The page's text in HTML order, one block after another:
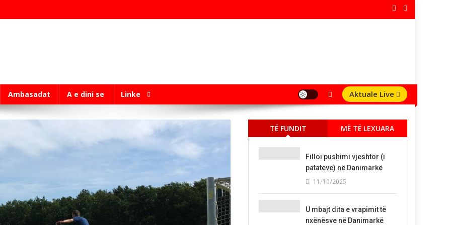
Ambasadat A e dini se Linke Aktuale Live
TË FUNDIT MË TË LEXUARA
Filloi pushimi vjeshtor (i
patateve) në Danimarkë
11/10/2025
U mbajt dita e vrapimit të
nxënësve në Danimarkë